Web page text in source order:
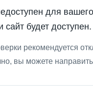
для
будет доступен.
рекомендуется
вы можете